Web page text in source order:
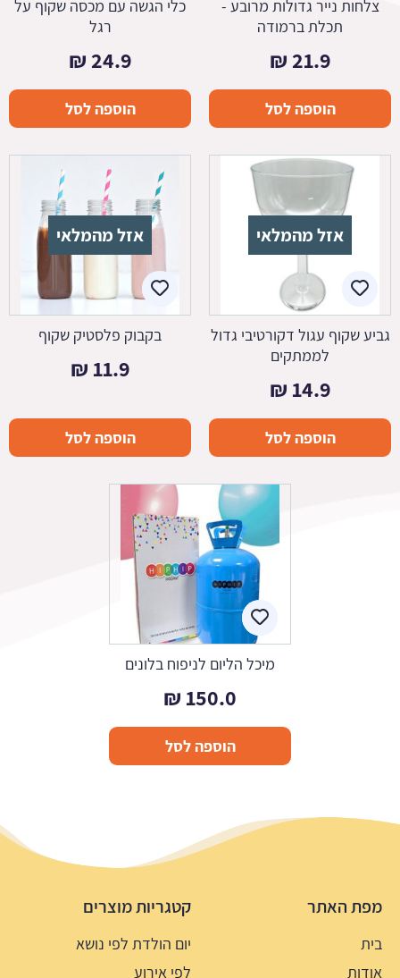
צלחות נייר גדולות מרובע -
תכלת ברמודה
21.9
₪
הוספה לסל
כלי הגשה עם מכסה שקוף על
רגל
24.9
₪
הוספה לסל
אזל מהמלאי
גביע שקוף עגול דקורטיבי גדול
לממתקים
14.9
₪
הוספה לסל
אזל מהמלאי
בקבוק פלסטיק שקוף
11.9
₪
הוספה לסל
מיכל הליום לניפוח בלונים
150.0
₪
הוספה לסל
מפת האתר
בית
אודות
קטגריות מוצרים
יום הולדת לפי נושא
לפי אירוע